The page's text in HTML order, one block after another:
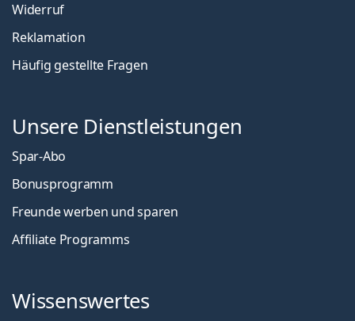
Widerruf
Reklamation
Häufig gestellte Fragen
Unsere Dienstleistungen
Spar-Abo
Bonusprogramm
Freunde werben und sparen
Affiliate Programms
Wissenswertes